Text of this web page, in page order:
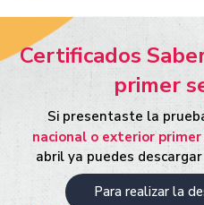
Certificados
primer
Para realizar la
Si presentaste la
nacional o exterior
abril ya puedes